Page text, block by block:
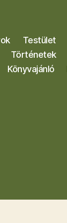
Testület
Történetek
Könyvajánló